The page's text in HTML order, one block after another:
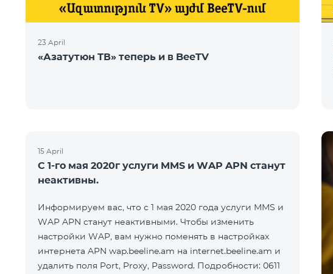
23 April
«Азатутюн ТВ» теперь и в BeeTV
15 April
С 1-го мая 2020г услуги MMS и WAP APN станут
неактивны.
Информируем вас, что с 1 мая 2020 года услуги MMS и
WAP APN станут неактивными. Чтобы изменить
настройки WAP, вам нужно поменять в настройках
интернета APN wap.beeline.am на internet.beeline.am и
удалить поля Port, Proxy, Password. Подробности: 0611